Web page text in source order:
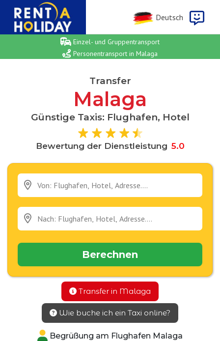
Deutsch
Einzel- und Gruppentransport
Personentransport in Malaga
Transfer
Malaga
Günstige Taxis: Flughafen, Hotel
Bewertung der Dienstleistung 5.0
Berechnen
Transfer in Malaga
Wie buche ich ein Taxi online?
Begrüßung am Flughafen Malaga